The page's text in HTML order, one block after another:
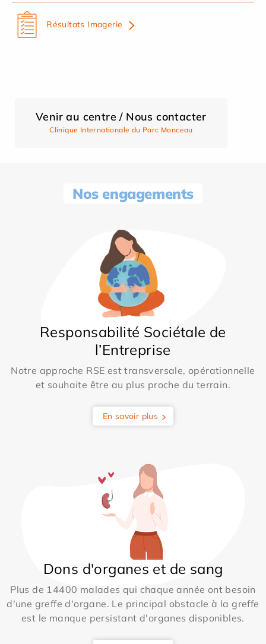
Résultats Imagerie
Venir au centre / Nous contacter
Clinique Internationale du Parc Monceau
Nos engagements
Responsabilité Sociétale de
l’Entreprise
Notre approche RSE est transversale, opérationnelle
et souhaite être au plus proche du terrain.
En savoir plus
Dons d'organes et de sang
Plus de 14400 malades qui chaque année ont besoin
d'une greffe d'organe. Le principal obstacle à la greffe
est le manque persistant d'organes disponibles.